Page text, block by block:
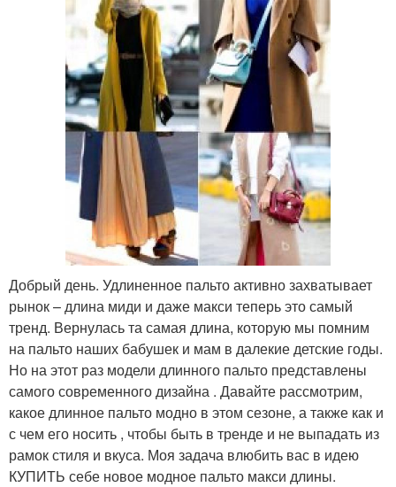
Добрый день. Удлиненное пальто активно захватывает
рынок – длина миди и даже макси теперь это самый
тренд. Вернулась та самая длина, которую мы помним
на пальто наших бабушек и мам в далекие детские годы.
Но на этот раз модели длинного пальто представлены
самого современного дизайна . Давайте рассмотрим,
какое длинное пальто модно в этом сезоне, а также как и
с чем его носить , чтобы быть в тренде и не выпадать из
рамок стиля и вкуса. Моя задача влюбить вас в идею
КУПИТЬ себе новое модное пальто макси длины.